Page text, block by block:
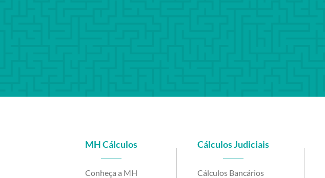
MH Cálculos
Conheça a MH
Cálculos Judiciais
Cálculos Bancários